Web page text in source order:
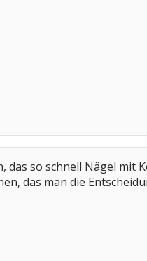
das so schnell Nägel
das man die